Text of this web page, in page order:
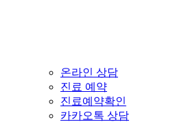
온라인 상담
진료 예약
진료예약확인
카카오톡 상담